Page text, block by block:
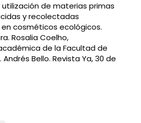
de materias primas
y recolectadas
cosméticos ecológicos.
Rosalia Coelho,
de la Facultad de
Bello. Revista Ya, 30 de